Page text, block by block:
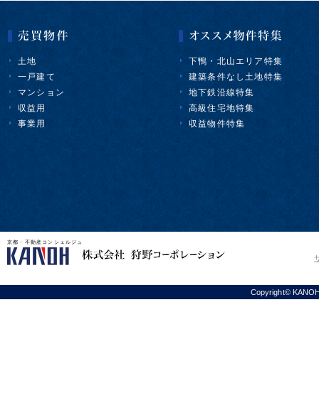
土地
一戸建て
マンション
収益用
事業用
下鴨・北山エリア特集
建築条件なし土地特集
地下鉄沿線特集
高級住宅地特集
収益物件特集
京都・不動産コンシェルジュ
Copyright©